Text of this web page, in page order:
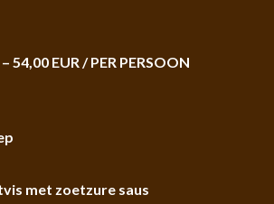
54,00 EUR / PER PERSOON
met zoetzure saus